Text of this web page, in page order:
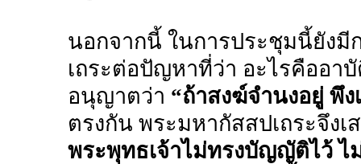
นอกจากนี้ ในการประชุมนี้ยัง
เถระต่อปัญหาที่ว่า อะไรคืออา
อนุญาตว่า “ถ้าสงฆ์จำนงอยู่ พึง
ตรงกัน พระมหากัสสปเถระจึง
พระพุทธเจ้าไม่ทรงบัญญัติไว้